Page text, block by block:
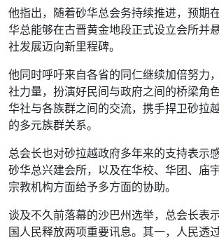
他指出，随着砂华总会务持续推进，预期
华总能够在古晋黄金地段正式设立会所并
社发展迈向新里程碑。
他同时呼吁来自各省的同仁继续加倍努力
社力量，扮演好民间与政府之间的桥梁角
华社与各族群之间的交流，携手捍卫砂拉
的多元族群关系。
总会长也对砂拉越政府多年来的支持表示
砂华总兴建会所，以及在华校、华团、庙
宗教机构方面给予多方面的协助。
谈及不久前落幕的沙巴州选举，总会长表
国人民释放两项重要讯息。其一，人民透